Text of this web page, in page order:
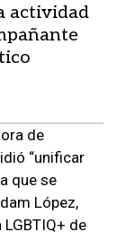
actividad
de
“unificar
que se
López,
de